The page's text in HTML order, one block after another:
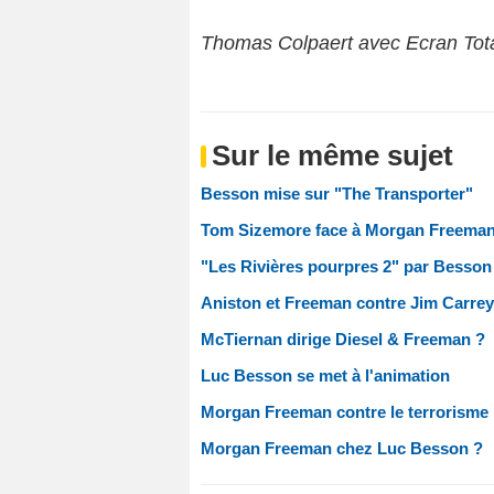
Thomas Colpaert avec Ecran
Sur le même sujet
Besson mise sur "The Transporter"
Tom Sizemore face à Morgan
"Les Rivières pourpres 2" par Besson
Aniston et Freeman contre Jim Carrey
McTiernan dirige Diesel & Freeman ?
Luc Besson se met à l'animation
Morgan Freeman contre le terrorisme
Morgan Freeman chez Luc Besson ?